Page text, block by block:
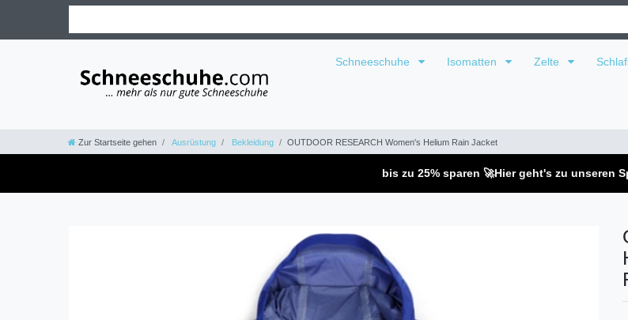
Schneeschuhe Isomatten Zelte
Zur Startseite gehen Ausrüstung Bekleidung OUTDOOR RESEARCH Women's Helium Rain Jacket
bis zu 25% sparen 🚀Hier geht's zu unseren